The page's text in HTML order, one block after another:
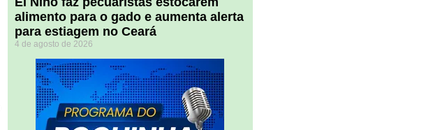
alimento para o gado e aumenta alerta
para estiagem no Ceará
4 de agosto de 2026